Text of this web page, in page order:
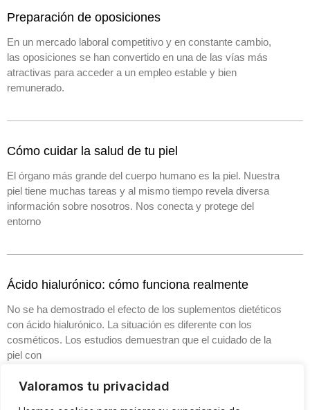
Valoramos tu privacidad
Preparación de oposiciones
En un mercado laboral competitivo y en constante cambio,
las oposiciones se han convertido en una de las vías más
atractivas para acceder a un empleo estable y bien
remunerado.
Cómo cuidar la salud de tu piel
El órgano más grande del cuerpo humano es la piel. Nuestra
piel tiene muchas tareas y al mismo tiempo revela diversa
información sobre nosotros. Nos conecta y protege del
entorno
Ácido hialurónico: cómo funciona realmente
No se ha demostrado el efecto de los suplementos dietéticos
con ácido hialurónico. La situación es diferente con los
cosméticos. Los estudios demuestran que el cuidado de la
piel con